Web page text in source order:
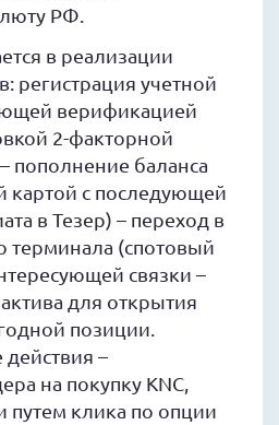
РФ.
в реализации
регистрация учетной
верификацией
2-факторной
пополнение баланса
картой с последующей
в Тезер) – переход в
терминала (спотовый
связки –
для открытия
позиции.
–
на покупку KNC,
путем клика по опции